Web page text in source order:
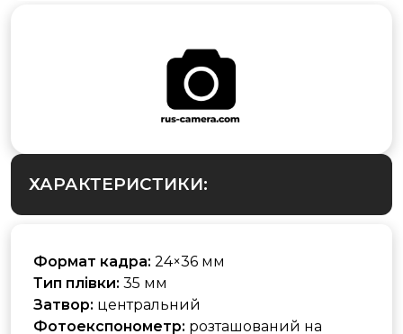
ХАРАКТЕРИСТИКИ:
Формат кадра: 24×36 мм
Тип плівки: 35 мм
Затвор: центральний
Фотоекспонометр: розташований на